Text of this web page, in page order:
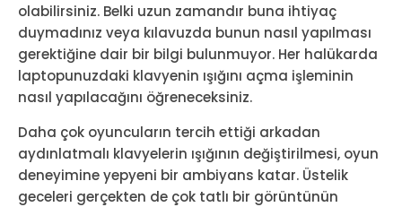
olabilirsiniz. Belki uzun zamandır buna ihtiyaç
duymadınız veya kılavuzda bunun nasıl yapılması
gerektiğine dair bir bilgi bulunmuyor. Her halükarda
laptopunuzdaki klavyenin ışığını açma işleminin
nasıl yapılacağını öğreneceksiniz.
Daha çok oyuncuların tercih ettiği arkadan
aydınlatmalı klavyelerin ışığının değiştirilmesi, oyun
deneyimine yepyeni bir ambiyans katar. Üstelik
geceleri gerçekten de çok tatlı bir görüntünün